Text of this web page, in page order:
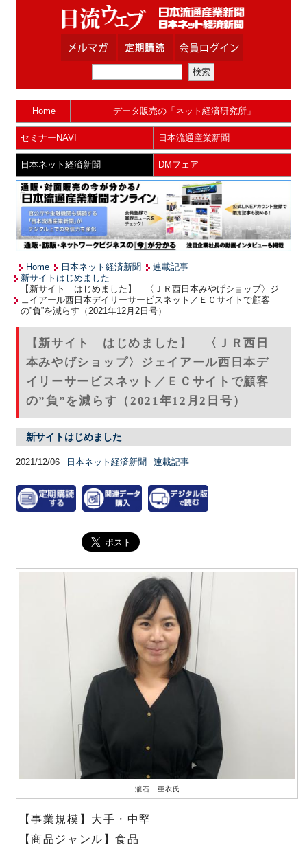
Home データ販売の「ネット経済研究所」
セミナーNAVI 日本流通産業新聞
日本ネット経済新聞 DMフェア
Home 日本ネット経済新聞
連載記事
新サイトはじめました
【新サイト はじめました】 〈ＪＲ西日本みやげショップ〉ジ
ェイアール西日本デイリーサービスネット／ＥＣサイトで顧客
の”負”を減らす（2021年12月2日号）
【新サイト はじめました】 〈ＪＲ西日
本みやげショップ〉ジェイアール西日本デ
イリーサービスネット／ＥＣサイトで顧客
の”負”を減らす（2021年12月2日号）
新サイトはじめました
2021/12/06 日本ネット経済新聞 連載記事
瀧石 亜衣氏
【事業規模】大手・中堅
【商品ジャンル】食品